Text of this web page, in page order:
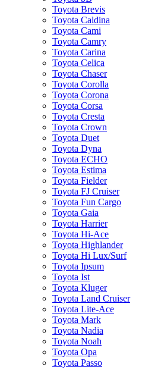
Toyota Brevis
Toyota Caldina
Toyota Cami
Toyota Camry
Toyota Carina
Toyota Celica
Toyota Chaser
Toyota Corolla
Toyota Corona
Toyota Corsa
Toyota Cresta
Toyota Crown
Toyota Duet
Toyota Dyna
Toyota ECHO
Toyota Estima
Toyota Fielder
Toyota FJ Cruiser
Toyota Fun Cargo
Toyota Gaia
Toyota Harrier
Toyota Hi-Ace
Toyota Highlander
Toyota Hi Lux/Surf
Toyota Ipsum
Toyota Ist
Toyota Kluger
Toyota Land Cruiser
Toyota Lite-Ace
Toyota Mark
Toyota Nadia
Toyota Noah
Toyota Opa
Toyota Passo